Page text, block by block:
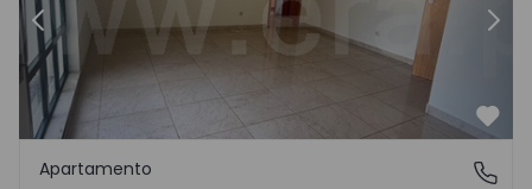
Anterior
Mem Martins, Sintra
Apartamento